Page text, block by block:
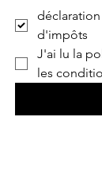
déclaration
d'impôts
J'ai lu la
les